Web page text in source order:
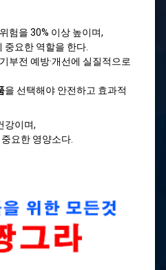
험을 30% 이상 높이며,
중요한 역할을 한다.
부전 예방·개선에 실질적으로
을 선택해야 안전하고 효과적
강이며,
요한 영양소다.